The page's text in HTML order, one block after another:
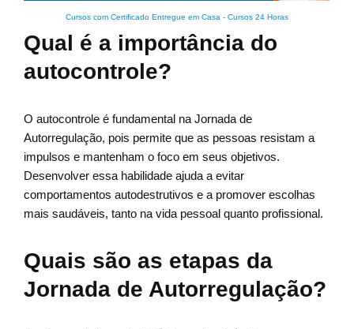
Cursos com Certificado Entregue em Casa - Cursos 24 Horas
Qual é a importância do
autocontrole?
O autocontrole é fundamental na Jornada de
Autorregulação, pois permite que as pessoas resistam a
impulsos e mantenham o foco em seus objetivos.
Desenvolver essa habilidade ajuda a evitar
comportamentos autodestrutivos e a promover escolhas
mais saudáveis, tanto na vida pessoal quanto profissional.
Quais são as etapas da
Jornada de Autorregulação?